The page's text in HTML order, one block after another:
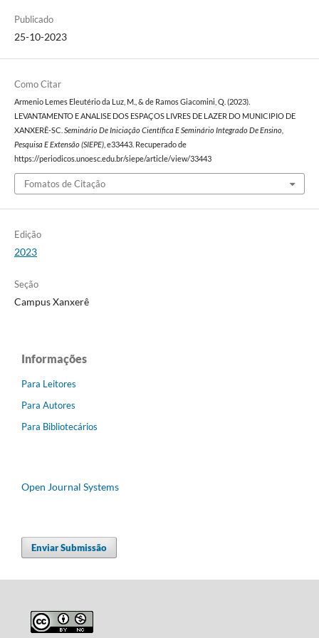
Publicado
25-10-2023
Como Citar
Armenio Lemes Eleutério da Luz, M., & de Ramos Giacomini, Q. (2023).
LEVANTAMENTO E ANALISE DOS ESPAÇOS LIVRES DE LAZER DO MUNICIPIO DE
XANXERÊ-SC. Seminário De Iniciação Científica E Seminário Integrado De Ensino,
Pesquisa E Extensão (SIEPE), e33443. Recuperado de
https://periodicos.unoesc.edu.br/siepe/article/view/33443
Fomatos de Citação
Edição
2023
Seção
Campus Xanxerê
Informações
Para Leitores
Para Autores
Para Bibliotecários
Open Journal Systems
Enviar Submissão